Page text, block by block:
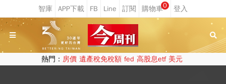
0
熱門： 房價 遺產稅免稅額 fed 高股息etf 美元